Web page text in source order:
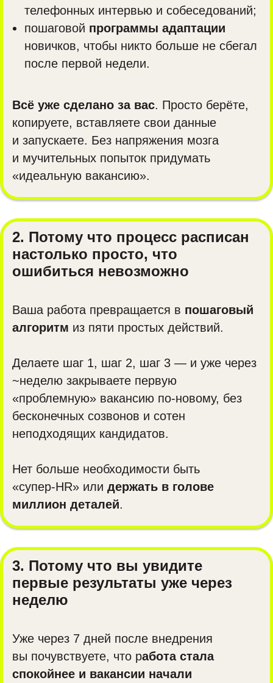
телефонных интервью и собеседований;
пошаговой программы адаптации
новичков, чтобы никто больше не сбегал
после первой недели.
Всё уже сделано за вас. Просто берёте,
копируете, вставляете свои данные
и запускаете. Без напряжения мозга
и мучительных попыток придумать
«идеальную вакансию».
2. Потому что процесс расписан
настолько просто, что
ошибиться невозможно
Ваша работа превращается в пошаговый
алгоритм из пяти простых действий.
Делаете шаг 1, шаг 2, шаг 3 — и уже через
~неделю закрываете первую
«проблемную» вакансию по-новому, без
бесконечных созвонов и сотен
неподходящих кандидатов.
Нет больше необходимости быть
«супер‑HR» или держать в голове
миллион деталей.
3. Потому что вы увидите
первые результаты уже через
неделю
Уже через 7 дней после внедрения
вы почувствуете, что работа стала
спокойнее и вакансии начали